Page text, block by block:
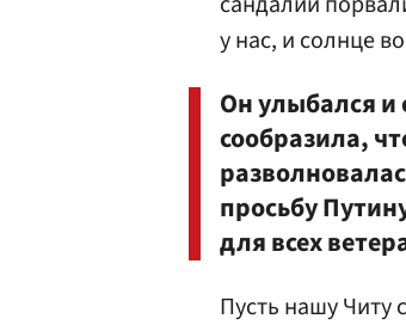
у нас, и солнце
Он улыбался и
сообразила,
просьбу
для всех
Пусть нашу Читу